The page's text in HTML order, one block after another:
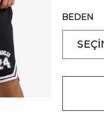
BEDEN